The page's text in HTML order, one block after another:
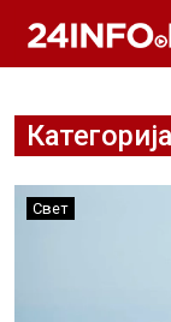
Свет